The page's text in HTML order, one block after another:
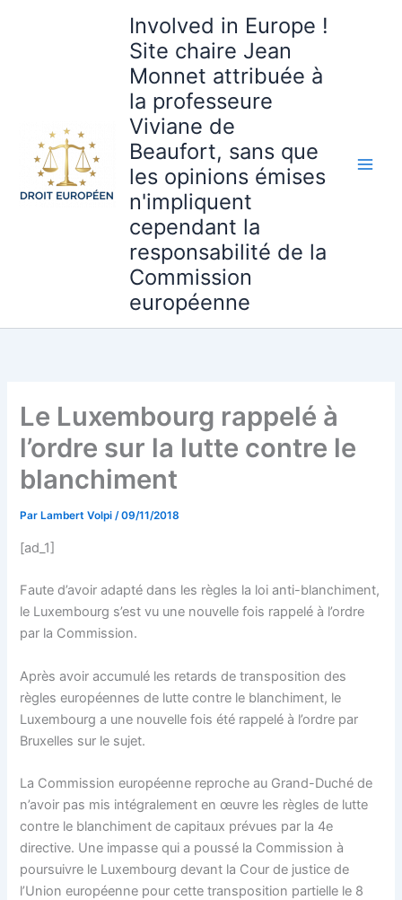
Involved in Europe !
Site chaire Jean
Monnet attribuée à
la professeure
Viviane de
Beaufort, sans que
les opinions émises
n'impliquent
cependant la
responsabilité de la
Commission
européenne
Le Luxembourg rappelé à
l’ordre sur la lutte contre le
blanchiment
Par Lambert Volpi/09/11/2018
[ad_1]
Faute d’avoir adapté dans les règles la loi anti-blanchiment,
le Luxembourg s’est vu une nouvelle fois rappelé à l’ordre
par la Commission.
Après avoir accumulé les retards de transposition des
règles européennes de lutte contre le blanchiment, le
Luxembourg a une nouvelle fois été rappelé à l’ordre par
Bruxelles sur le sujet.
La Commission européenne reproche au Grand-Duché de
n’avoir pas mis intégralement en œuvre les règles de lutte
contre le blanchiment de capitaux prévues par la 4e
directive. Une impasse qui a poussé la Commission à
poursuivre le Luxembourg devant la Cour de justice de
l’Union européenne pour cette transposition partielle le 8